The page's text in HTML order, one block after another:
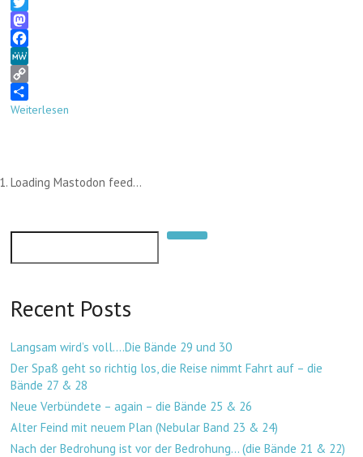
T
w
i
t
t
e
M
a
s
t
o
F
a
c
e
k
M
e
W
C
o
i
T
e
Weiterlesen
Loading Mastodon feed...
Suchen
Recent Posts
Langsam wird’s voll….Die Bände 29 und 30
Der Spaß geht so richtig los, die Reise nimmt Fahrt auf – die
Bände 27 & 28
Neue Verbündete – again – die Bände 25 & 26
Alter Feind mit neuem Plan (Nebular Band 23 & 24)
Nach der Bedrohung ist vor der Bedrohung… (die Bände 21 & 22)